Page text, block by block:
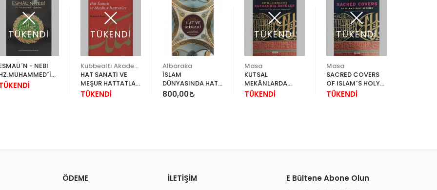
TÜKENDİ
- NEBİ
TÜKENDİ
HAT SANATI VE
MEŞUR HATTATLAR
(CİLTSİZ)
TÜKENDİ
Albaraka
İSLAM
DÜNYASINDA HAT
VE MİMARİ
800,00
TÜKENDİ
Masa
KUTSAL
MEKÂNLARDA
KUTSANMIŞ
TÜKENDİ
TÜKENDİ
Masa
SACRED COVERS
OF ISLAM´S HOLY
SHRINES
TÜKENDİ
E Bültene Abone Olun
ÖDEME İLETİŞİM